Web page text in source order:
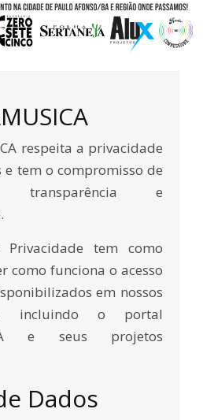
respeita a privacidade
e tem o compromisso de
e
tem como
como funciona o acesso
em nossos
incluindo o portal
e seus projetos
Dados